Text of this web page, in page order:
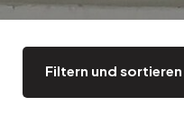
Filtern und sortieren